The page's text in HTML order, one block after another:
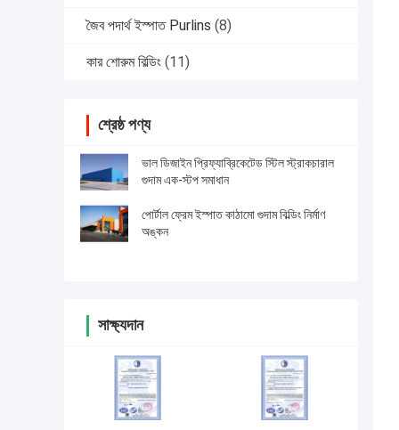
জৈব পদার্থ ইস্পাত Purlins (8)
কার শোরুম বিল্ডিং (11)
শ্রেষ্ঠ পণ্য
ভাল ডিজাইন প্রিফ্যাব্রিকেটেড স্টিল স্ট্রাকচারাল
গুদাম এক-স্টপ সমাধান
পোর্টাল ফ্রেম ইস্পাত কাঠামো গুদাম বিল্ডিং নির্মাণ
অঙ্কন
সাক্ষ্যদান